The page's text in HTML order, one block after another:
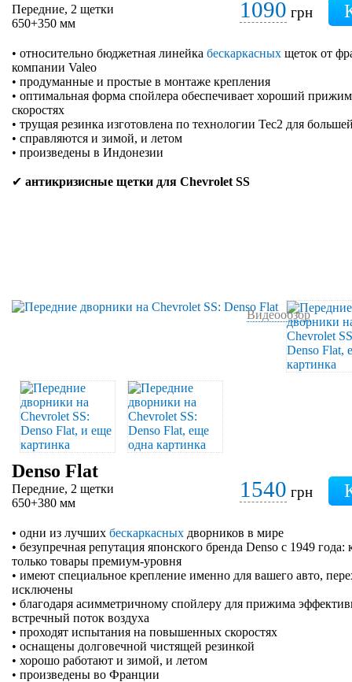
Передние, 2 щетки
650+350 мм
1090 грн
• относительно бюджетная линейка бескаркасных щеток от
компании Valeo
• продуманные и простые в монтаже крепления
• оптимальная форма спойлера обеспечивает хороший прижим
скоростях
• трущая резинка изготовлена по технологии Tec2 для
• справляются и зимой, и летом
• произведены в Индонезии
✔ антикризисные щетки для Chevrolet SS
Видеообзор
Denso Flat
Передние, 2 щетки
650+380 мм
1540 грн
• одни из лучших бескаркасных дворников в мире
• безупречная репутация японского бренда Denso с 1949
только товары премиум-уровня
• имеют специальное крепление именно для вашего авто,
исключены
• благодаря асимметричному спойлеру для прижима
встречный поток воздуха
• проходят испытания на повышенных скоростях
• оснащены долговечной чистящей резинкой
• хорошо работают и зимой, и летом
• произведены во Франции